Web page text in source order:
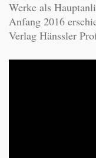
Werke als
Anfang 2016
Verlag Hänssler